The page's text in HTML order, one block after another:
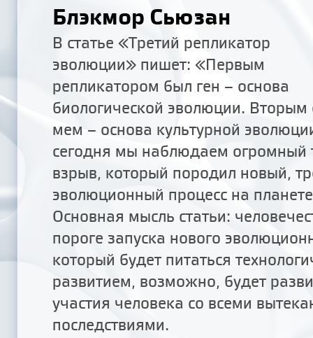
Блэкмор Сьюзан
В статье «Третий репликатор
эволюции» пишет: «Первым
репликатором был ген – основа
биологической эволюции. Вторым
мем – основа культурной
сегодня мы наблюдаем огромный
взрыв, который породил новый,
эволюционный процесс на
Основная мысль статьи:
пороге запуска нового
который будет питаться
развитием, возможно, будет
участия человека со всеми
последствиями.